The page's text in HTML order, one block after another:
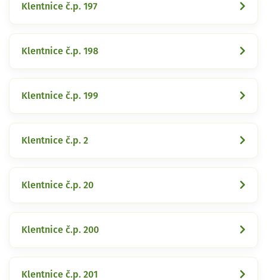
Klentnice č.p. 197
Klentnice č.p. 198
Klentnice č.p. 199
Klentnice č.p. 2
Klentnice č.p. 20
Klentnice č.p. 200
Klentnice č.p. 201